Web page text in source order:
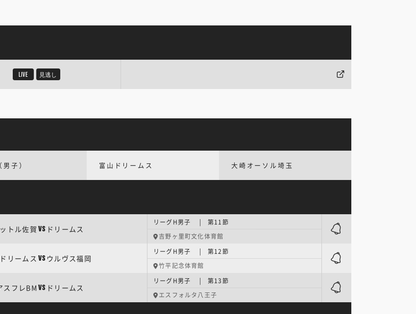
LIVE 見逃し
子） 富山ドリームス 大崎オーソル埼玉
トル佐賀 VS ドリームス
リーグH男子 | 第11節
吉野ヶ里町文化体育館
ドリームス VS ウルヴス福岡
リーグH男子 | 第12節
竹平記念体育館
スフレBM VS ドリームス
リーグH男子 | 第13節
エスフォルタ八王子